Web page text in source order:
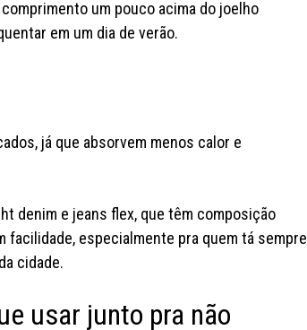
um pouco acima do joelho
em um dia de verão.
já que absorvem menos calor e
denim e jeans flex, que têm composição
facilidade, especialmente pra quem tá sempre
cidade.
usar junto pra não
vc quer o próximo rolê yc?